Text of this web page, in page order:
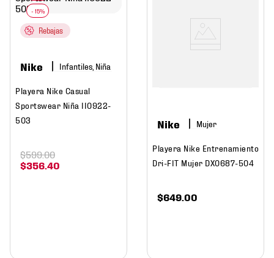
Rebajas
Nike Infantiles, Niña
Playera Nike Casual
Sportswear Niña II0922-
503
$356 40
$599.00
Nike Mujer
Playera Nike Entrenamiento
Dri-FIT Mujer DX0687-504
$649 00